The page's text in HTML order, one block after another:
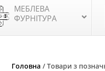
МЕБЛЕВА
ФУРНІТУРА
Головна / Товари з